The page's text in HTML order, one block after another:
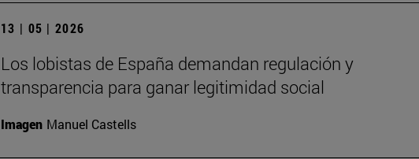
13 | 05 | 2026
Los lobistas de España demandan regulación y
transparencia para ganar legitimidad social
Imagen Manuel Castells